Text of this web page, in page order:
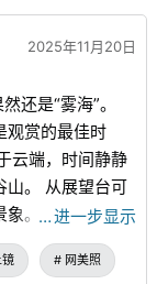
2025年11月20日
观赏的最佳时
象。 根据日期的
在自
将雾气蔓延至
…进一步显示
网美照